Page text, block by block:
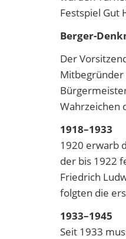
Festspiel Gut
Berger-
Der
Mitbegründer
Wahrzeichen
1918–1933
1920 erwarb
der bis 1922
Friedrich
folgten die
1933–1945
Seit 1933